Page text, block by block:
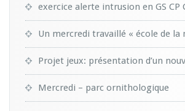
exercice alerte intrusion en GS CP
Un mercredi travaillé « école de la
Projet jeux: présentation d’un
Mercredi – parc ornithologique